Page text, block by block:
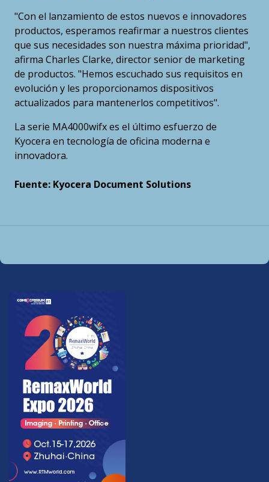
"Con el lanzamiento de estos nuevos e innovadores
productos, esperamos reafirmar a nuestros clientes
que sus necesidades son nuestra máxima prioridad",
afirma Charles Clarke, director senior de marketing
de productos. "Hemos escuchado sus requisitos en
evolución y les proporcionamos dispositivos
actualizados para mantenerlos competitivos".
La serie MA4000wifx es el último esfuerzo de
Kyocera en tecnología de oficina moderna e
innovadora.
Fuente: Kyocera Document Solutions